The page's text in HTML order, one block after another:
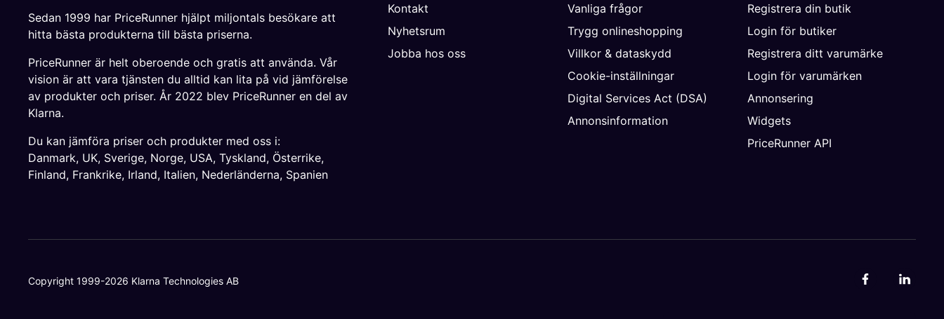
Kontakt
Nyhetsrum
Jobba hos oss
Vanliga frågor
Trygg onlineshopping
Villkor & dataskydd
Cookie-inställningar
Digital Services Act (DSA)
Annonsinformation
Registrera din butik
Login för butiker
Registrera ditt varumärke
Login för varumärken
Annonsering
Widgets
PriceRunner API
Sedan 1999 har PriceRunner hjälpt miljontals besökare att
hitta bästa produkterna till bästa priserna.
PriceRunner är helt oberoende och gratis att använda. Vår
vision är att vara tjänsten du alltid kan lita på vid jämförelse
av produkter och priser. År 2022 blev PriceRunner en del av
Klarna.
Du kan jämföra priser och produkter med oss i:
Danmark, UK, Sverige, Norge, USA, Tyskland, Österrike,
Finland, Frankrike, Irland, Italien, Nederländerna, Spanien
Copyright 1999-2026 Klarna Technologies AB